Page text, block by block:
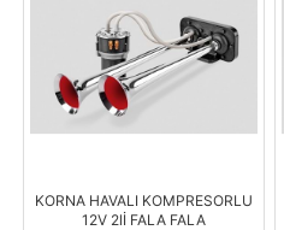
KORNA HAVALI KOMPRESORLU
12V 2lİ FALA FALA